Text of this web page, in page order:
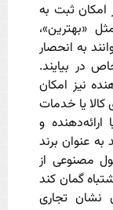
امکان ثبت به
«بهترین»،
به انحصار
در بیایند.
نیز امکان
یا خدمات
و
عنوان برند
مصنوعی از
گمان کند
تجاری